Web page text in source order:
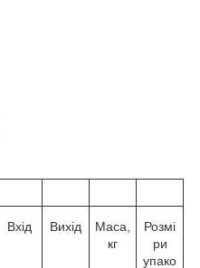
Вхід Вихід
Маса,
кг
Розмі
ри
упако